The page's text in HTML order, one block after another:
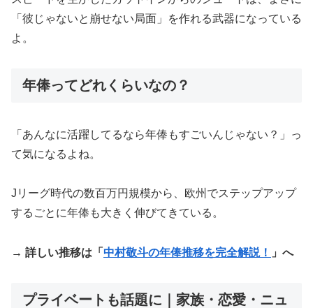
「彼じゃないと崩せない局面」を作れる武器になっている
よ。
年俸ってどれくらいなの？
「あんなに活躍してるなら年俸もすごいんじゃない？」っ
て気になるよね。
Jリーグ時代の数百万円規模から、欧州でステップアップ
するごとに年俸も大きく伸びてきている。
→ 詳しい推移は「 中村敬斗の年俸推移を完全解説！ 」へ
プライベートも話題に｜家族・恋愛・ニュ